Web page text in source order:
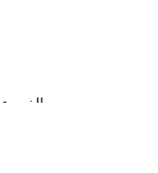
الفروع